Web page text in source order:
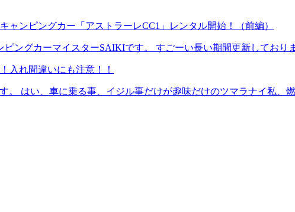
ャンピングカー「アストラーレCC1」レンタル開始！（前編）
ングカーマイスターSAIKIです。 すごーい長い期間更新しており
入れ間違いにも注意！！
。 はい、車に乗る事、イジル事だけが趣味だけのツマラナイ私、